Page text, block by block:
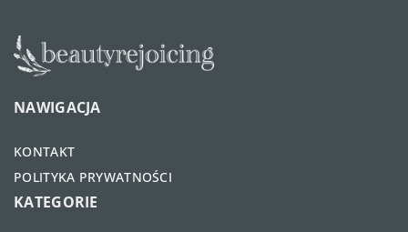
NAWIGACJA
KONTAKT
POLITYKA PRYWATNOŚCI
KATEGORIE